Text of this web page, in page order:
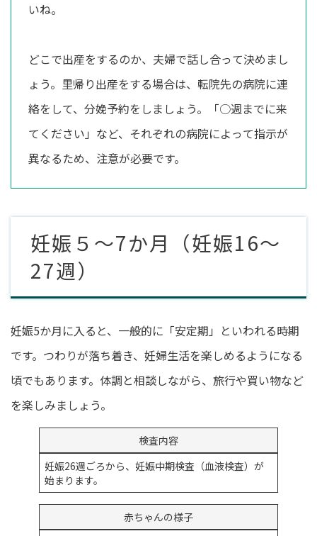
いね。
どこで出産をするのか、夫婦で話し合って決めまし
ょう。里帰り出産をする場合は、転院先の病院に連
絡をして、分娩予約をしましょう。「○週までに来
てください」など、それぞれの病院によって指示が
異なるため、注意が必要です。
妊娠５～7か月（妊娠16～
27週）
妊娠5か月に入ると、一般的に「安定期」といわれる時期
です。つわりが落ち着き、妊婦生活を楽しめるようになる
頃でもあります。体調と相談しながら、旅行や買い物など
を楽しみましょう。
検査内容
妊娠26週ごろから、妊娠中期検査（血液検査）が
始まります。
赤ちゃんの様子